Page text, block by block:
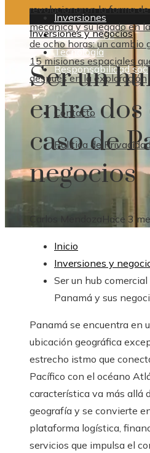
revolucionaron la forma
mecánica y su legado en
de ocho horas: un cambio
15 misiones espaciales
después en la exploración
Contacto
Política de
Inversiones
Cultura y ocio
Tecnología
Responsabilidad
Inversiones y negocios
Ser un
entre dos
caso de
negocios
Carlos MendozaHace 3
Inicio
Inversiones y
Ser un hub
Panamá y sus
Panamá se encuentra en
ubicación geográfica
estrecho istmo que
Pacífico con el océano
característica va más allá
geografía y se convierte
plataforma logística,
servicios que impulsa el